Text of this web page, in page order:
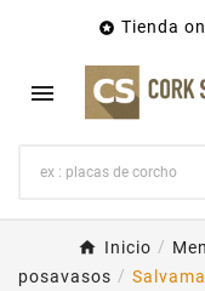
 Tienda

Inicio
posavasos